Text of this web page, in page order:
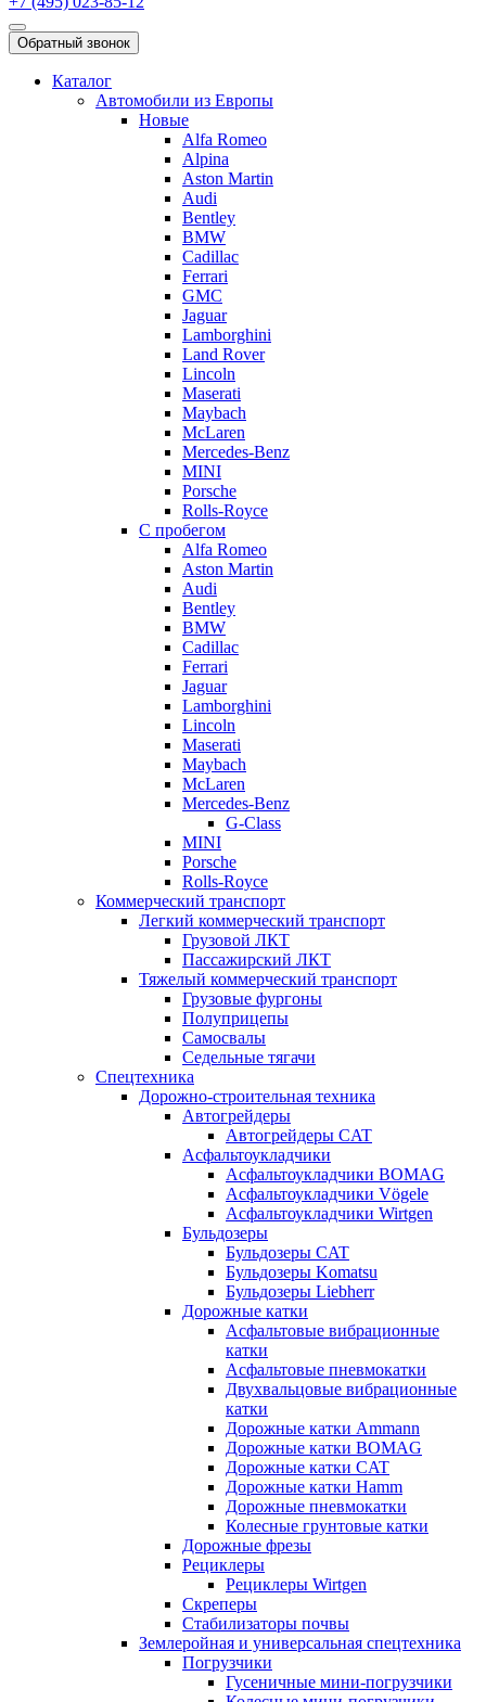
Обратный звонок
Каталог
Автомобили из Европы
Новые
Alfa Romeo
Alpina
Aston Martin
Audi
Bentley
BMW
Cadillac
Ferrari
GMC
Jaguar
Lamborghini
Land Rover
Lincoln
Maserati
Maybach
McLaren
Mercedes-Benz
MINI
Porsche
Rolls-Royce
С пробегом
Alfa Romeo
Aston Martin
Audi
Bentley
BMW
Cadillac
Ferrari
Jaguar
Lamborghini
Lincoln
Maserati
Maybach
McLaren
Mercedes-Benz
G-Class
MINI
Porsche
Rolls-Royce
Коммерческий транспорт
Легкий коммерческий транспорт
Грузовой ЛКТ
Пассажирский ЛКТ
Тяжелый коммерческий транспорт
Грузовые фургоны
Полуприцепы
Самосвалы
Седельные тягачи
Спецтехника
Дорожно-строительная техника
Автогрейдеры
Автогрейдеры CAT
Асфальтоукладчики
Асфальтоукладчики BOMAG
Асфальтоукладчики Vögele
Асфальтоукладчики Wirtgen
Бульдозеры
Бульдозеры CAT
Бульдозеры Komatsu
Бульдозеры Liebherr
Дорожные катки
Асфальтовые вибрационные
катки
Асфальтовые пневмокатки
Двухвальцовые вибрационные
катки
Дорожные катки Ammann
Дорожные катки BOMAG
Дорожные катки CAT
Дорожные катки Hamm
Дорожные пневмокатки
Колесные грунтовые катки
Дорожные фрезы
Рециклеры
Рециклеры Wirtgen
Скреперы
Стабилизаторы почвы
Землеройная и универсальная спецтехника
Погрузчики
Гусеничные мини-погрузчики